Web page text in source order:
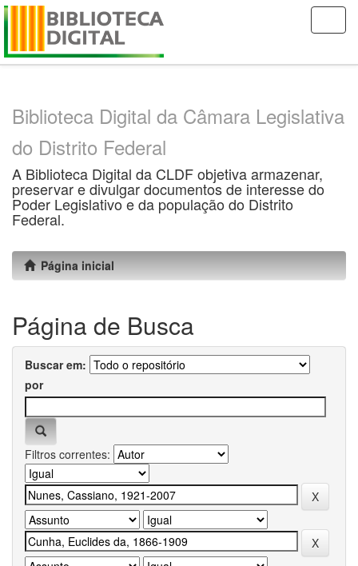
Skip
Biblioteca Digital da Câmara Legislativa
do Distrito Federal
A Biblioteca Digital da CLDF objetiva armazenar,
preservar e divulgar documentos de interesse do
Poder Legislativo e da população do Distrito
Federal.
Página inicial
Página de Busca
Buscar em:
por
Filtros correntes: